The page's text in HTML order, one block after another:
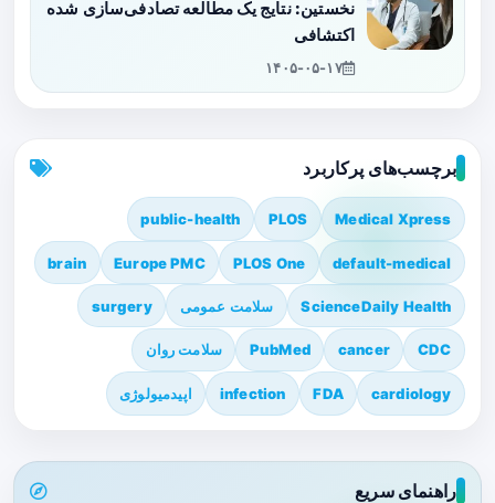
نخستین: نتایج یک مطالعه تصادفی‌سازی شده
اکتشافی
۱۴۰۵-۰۵-۱۷
برچسب‌های پرکاربرد
Medical Xpress
PLOS
public-health
default-medical
PLOS One
Europe PMC
brain
ScienceDaily Health سلامت عمومی surgery
CDC
cancer
PubMed سلامت روان
cardiology
FDA
infection اپیدمیولوژی
راهنمای سریع